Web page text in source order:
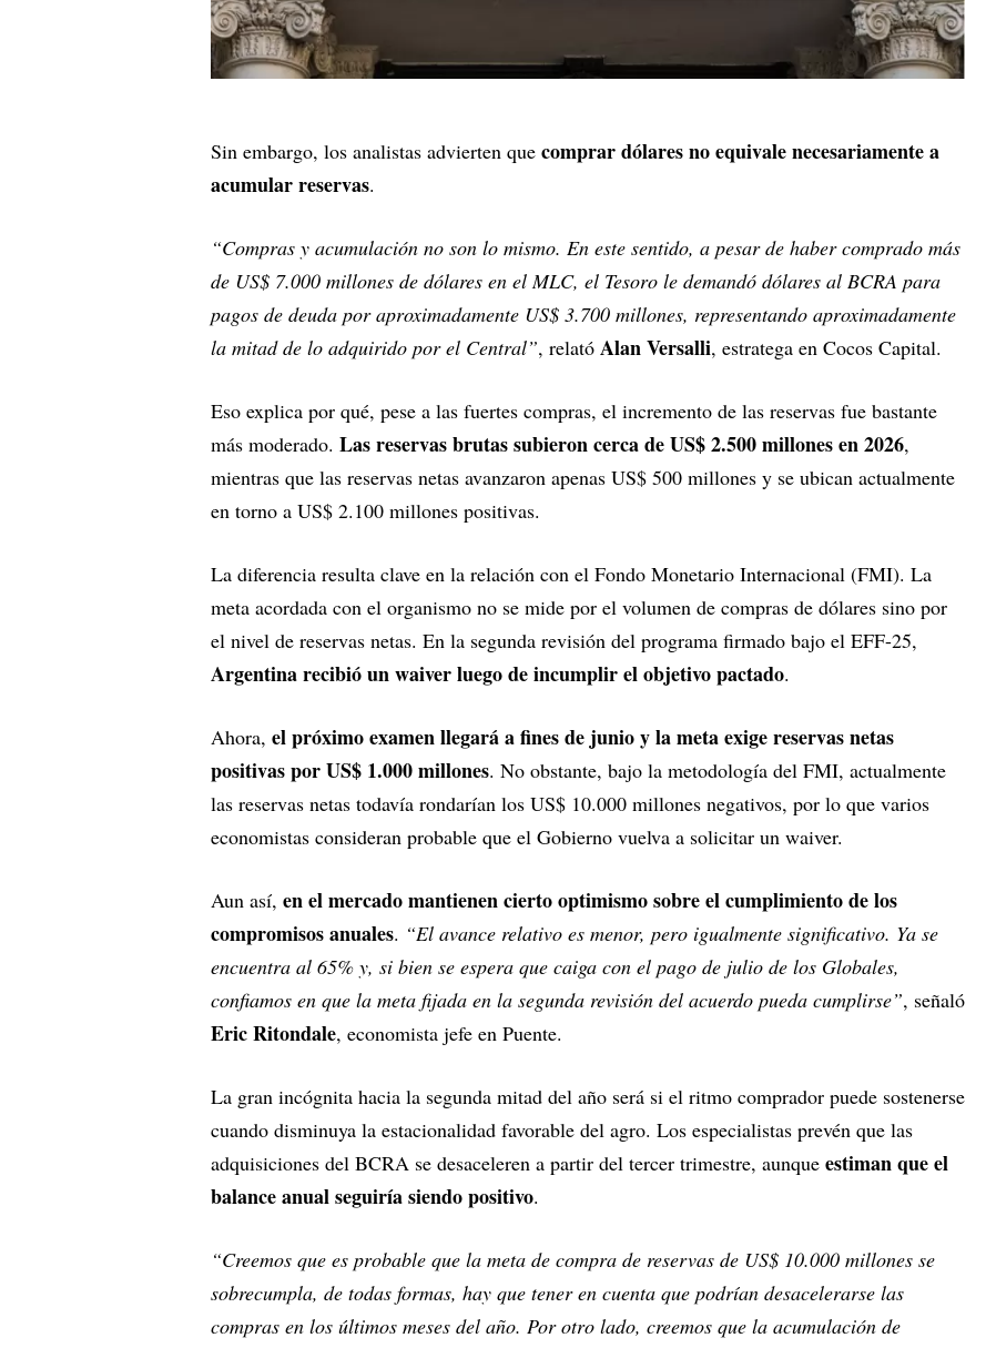
Sin embargo, los analistas advierten que comprar dólares no equivale necesariamente a
acumular reservas.
“Compras y acumulación no son lo mismo. En este sentido, a pesar de haber comprado más
de US$ 7.000 millones de dólares en el MLC, el Tesoro le demandó dólares al BCRA para
pagos de deuda por aproximadamente US$ 3.700 millones, representando aproximadamente
la mitad de lo adquirido por el Central”, relató Alan Versalli, estratega en Cocos Capital.
Eso explica por qué, pese a las fuertes compras, el incremento de las reservas fue bastante
más moderado. Las reservas brutas subieron cerca de US$ 2.500 millones en 2026,
mientras que las reservas netas avanzaron apenas US$ 500 millones y se ubican actualmente
en torno a US$ 2.100 millones positivas.
La diferencia resulta clave en la relación con el Fondo Monetario Internacional (FMI). La
meta acordada con el organismo no se mide por el volumen de compras de dólares sino por
el nivel de reservas netas. En la segunda revisión del programa firmado bajo el EFF-25,
Argentina recibió un waiver luego de incumplir el objetivo pactado.
Ahora, el próximo examen llegará a fines de junio y la meta exige reservas netas
positivas por US$ 1.000 millones. No obstante, bajo la metodología del FMI, actualmente
las reservas netas todavía rondarían los US$ 10.000 millones negativos, por lo que varios
economistas consideran probable que el Gobierno vuelva a solicitar un waiver.
Aun así, en el mercado mantienen cierto optimismo sobre el cumplimiento de los
compromisos anuales. “El avance relativo es menor, pero igualmente significativo. Ya se
encuentra al 65% y, si bien se espera que caiga con el pago de julio de los Globales,
confiamos en que la meta fijada en la segunda revisión del acuerdo pueda cumplirse”, señaló
Eric Ritondale, economista jefe en Puente.
La gran incógnita hacia la segunda mitad del año será si el ritmo comprador puede sostenerse
cuando disminuya la estacionalidad favorable del agro. Los especialistas prevén que las
adquisiciones del BCRA se desaceleren a partir del tercer trimestre, aunque estiman que el
balance anual seguiría siendo positivo.
“Creemos que es probable que la meta de compra de reservas de US$ 10.000 millones se
sobrecumpla, de todas formas, hay que tener en cuenta que podrían desacelerarse las
compras en los últimos meses del año. Por otro lado, creemos que la acumulación de